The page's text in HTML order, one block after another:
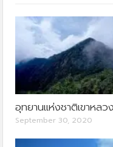
อุทยานแห่งชาติเขาหลวง
September 30, 2020